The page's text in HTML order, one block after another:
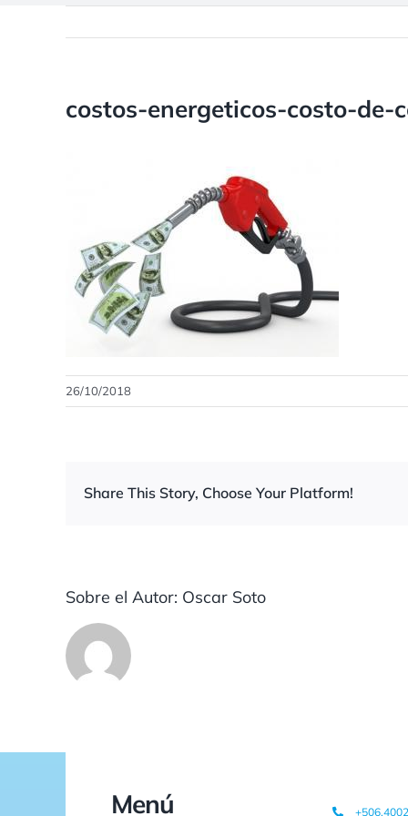
costos-energeticos-costo-de-
26/10/2018
Share This Story, Choose Your Platform!
Sobre el Autor: Oscar Soto
Menú